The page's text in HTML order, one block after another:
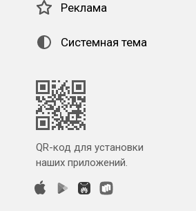
Реклама
Системная тема
QR-код для установки
наших приложений.